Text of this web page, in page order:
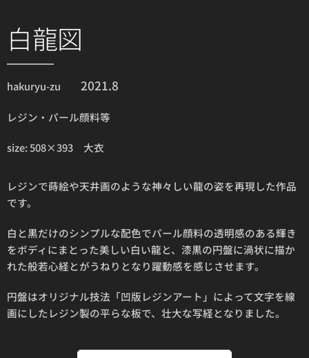
白龍図
hakuryu-zu 2021.8
レジン・パール顔料等
size: 508×393 大衣
レジンで蒔絵や天井画のような神々しい龍の姿を再現した作品
です。
白と黒だけのシンプルな配色でパール顔料の透明感のある輝き
をボディにまとった美しい白い龍と、漆黒の円盤に渦状に描か
れた般若心経とがうねりとなり躍動感を感じさせます。
円盤はオリジナル技法「凹版レジンアート」によって文字を線
画にしたレジン製の平らな板で、壮大な写経となりました。